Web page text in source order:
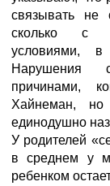
связывать не
сколько с
условиями,
Нарушения
причинами,
Хайнеман,
единодушно
У родителей
в среднем у
ребенком